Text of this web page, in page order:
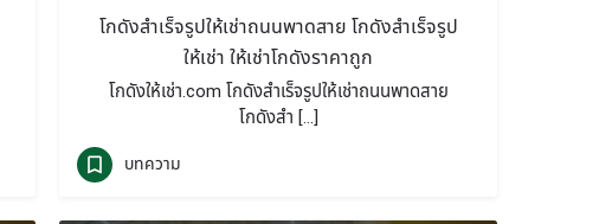
โกดังสำเร็จรูปให้เช่าถนนพาดสาย โกดังสำเร็จรูป
ให้เช่า ให้เช่าโกดังราคาถูก
โกดังให้เช่า.com โกดังสำเร็จรูปให้เช่าถนนพาดสาย
โกดังสำ […]
บทความ